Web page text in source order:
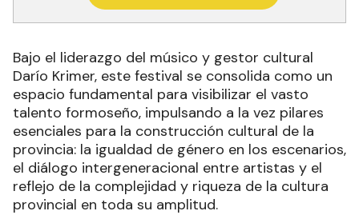
Bajo el liderazgo del músico y gestor cultural
Darío Krimer, este festival se consolida como un
espacio fundamental para visibilizar el vasto
talento formoseño, impulsando a la vez pilares
esenciales para la construcción cultural de la
provincia: la igualdad de género en los escenarios,
el diálogo intergeneracional entre artistas y el
reflejo de la complejidad y riqueza de la cultura
provincial en toda su amplitud.